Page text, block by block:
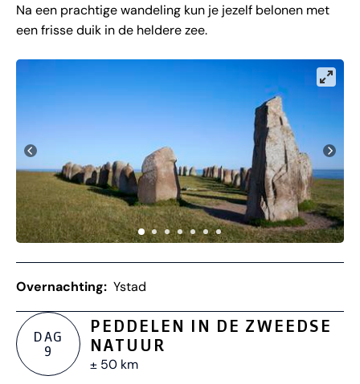
Na een prachtige wandeling kun je jezelf belonen met
een frisse duik in de heldere zee.
Overnachting: Ystad
DAG
9
PEDDELEN IN DE ZWEEDSE
NATUUR
± 50 km